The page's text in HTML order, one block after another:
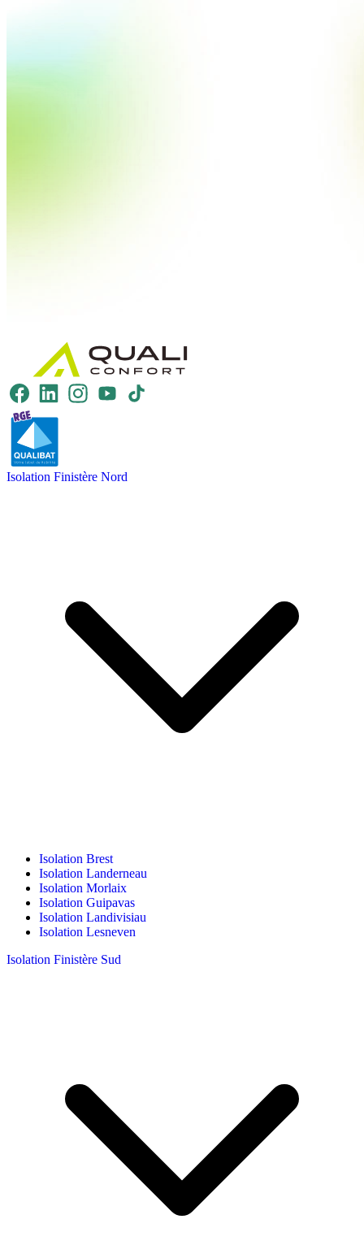
Isolation Finistère Nord
Isolation Brest
Isolation Landerneau
Isolation Morlaix
Isolation Guipavas
Isolation Landivisiau
Isolation Lesneven
Isolation Finistère Sud